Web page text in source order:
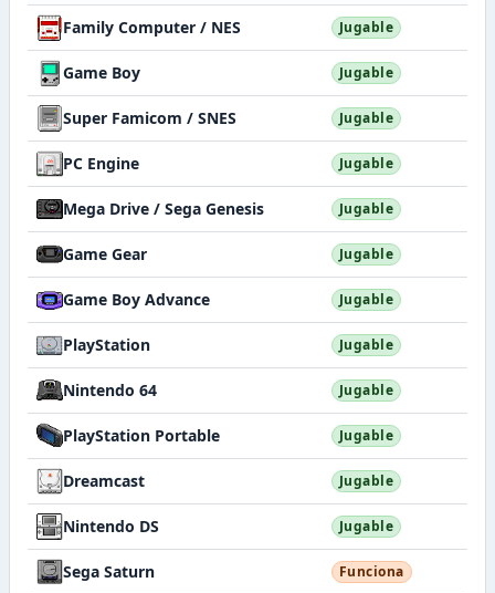
Family Computer / NES Jugable
Game Boy Jugable
Super Famicom / SNES Jugable
PC Engine Jugable
Mega Drive / Sega Genesis Jugable
Game Gear Jugable
Game Boy Advance Jugable
PlayStation Jugable
Nintendo 64 Jugable
PlayStation Portable Jugable
Dreamcast Jugable
Nintendo DS Jugable
Sega Saturn Funciona